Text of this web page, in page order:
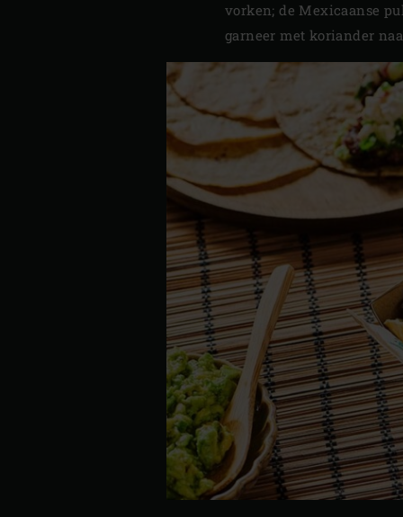
vorken; de Mexicaanse
garneer met koriander